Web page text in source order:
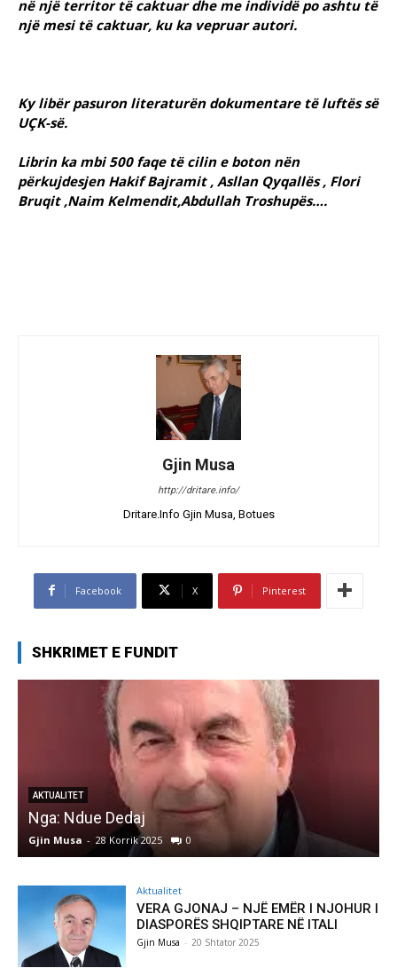
në një territor të caktuar dhe me individë po ashtu të
një mesi të caktuar, ku ka vepruar autori.
Ky libër pasuron literaturën dokumentare të luftës së
UÇK-së.
Librin ka mbi 500 faqe të cilin e boton nën
përkujdesjen Hakif Bajramit , Asllan Qyqallës , Flori
Bruqit ,Naim Kelmendit,Abdullah Troshupës….
Gjin Musa
http://dritare.info/
Dritare.Info Gjin Musa, Botues
Facebook X Pinterest
SHKRIMET E FUNDIT
KRIJIME
Autore Katerina Tereziu Ligeja
Gjin Musa - 28 Korrik 2025
Aktualitet
VERA GJONAJ – NJË EMËR I NJOHUR I
DIASPORËS SHQIPTARE NË ITALI
Gjin Musa - 20 Shtator 2025